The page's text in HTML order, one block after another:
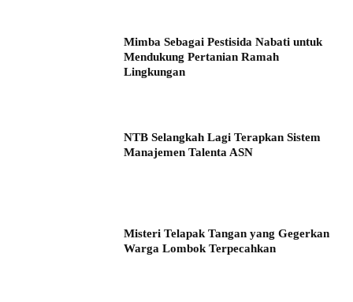
Mimba Sebagai Pestisida Nabati untuk
Mendukung Pertanian Ramah
Lingkungan
NTB Selangkah Lagi Terapkan Sistem
Manajemen Talenta ASN
Misteri Telapak Tangan yang Gegerkan
Warga Lombok Terpecahkan